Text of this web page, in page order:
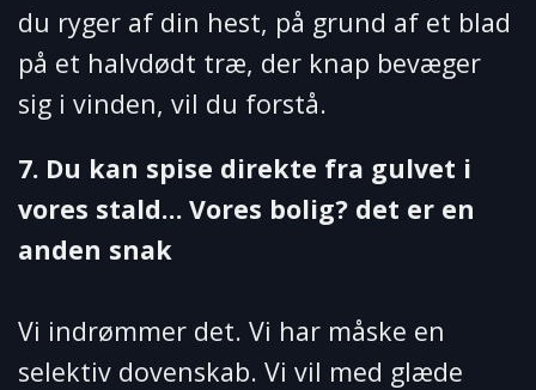
du ryger af din hest, på grund af et blad
på et halvdødt træ, der knap bevæger
sig i vinden, vil du forstå.
7. Du kan spise direkte fra gulvet i
vores stald… Vores bolig? det er en
anden snak
Vi indrømmer det. Vi har måske en
selektiv dovenskab. Vi vil med glæde